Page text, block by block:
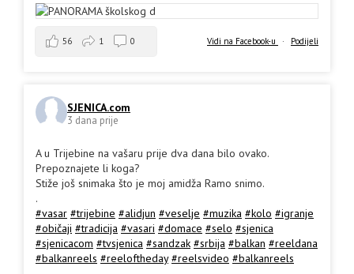
Vidi na Facebook-u · Podijeli
56 1 0
SJENICA.com
3 dana prije
A u Trijebine na vašaru prije dva dana bilo ovako.
Prepoznajete li koga?
Stiže još snimaka što je moj amidža Ramo snimo.
.
#vasar #trijebine #alidjun #veselje #muzika #kolo #igranje
#običaji #tradicija #vasari #domace #selo #sjenica
#sjenicacom #tvsjenica #sandzak #srbija #balkan #reeldana
#balkanreels #reeloftheday #reelsvideo #balkanreels